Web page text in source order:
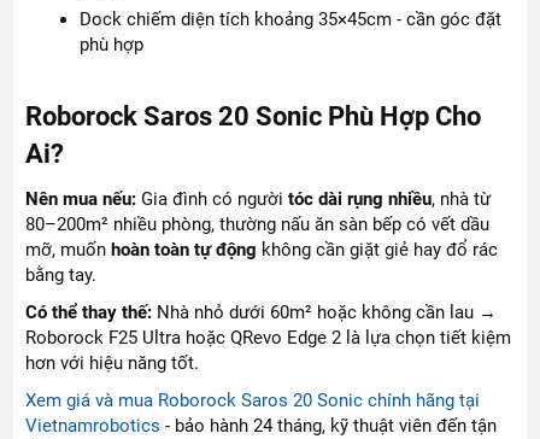
Dock chiếm diện tích khoảng 35×45cm - cần góc đặt
phù hợp
Roborock Saros 20 Sonic Phù Hợp Cho
Ai?
Nên mua nếu: Gia đình có ngườitóc dài rụng nhiều, nhà từ
80–200m² nhiều phòng, thường nấu ăn sàn bếp có vết dầu
mỡ, muốn hoàn toàn tự động không cần giặt giẻ hay đổ rác
bằng tay.
Có thể thay thế: Nhà nhỏ dưới 60m² hoặc không cần lau →
Roborock F25 Ultra hoặc QRevo Edge 2 là lựa chọn tiết kiệm
hơn với hiệu năng tốt.
Xem giá và mua Roborock Saros 20 Sonic chính hãng tại
Vietnamrobotics - bảo hành 24 tháng, kỹ thuật viên đến tận